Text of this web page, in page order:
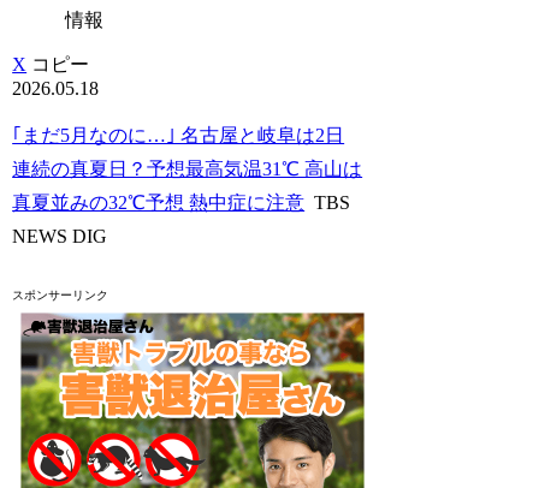
情報
X コピー
2026.05.18
｢まだ5月なのに…｣ 名古屋と岐阜は2日
連続の真夏日？予想最高気温31℃ 高山は
真夏並みの32℃予想 熱中症に注意 TBS
NEWS DIG
スポンサーリンク